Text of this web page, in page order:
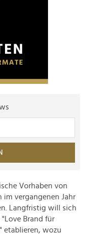
Vorhaben von
im vergangenen Jahr
Langfristig will sich
Brand für
etablieren, wozu